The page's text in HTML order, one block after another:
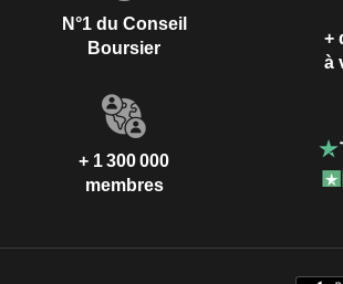
N°1 du Conseil
Boursier
+
à
+ 1 300 000
membres